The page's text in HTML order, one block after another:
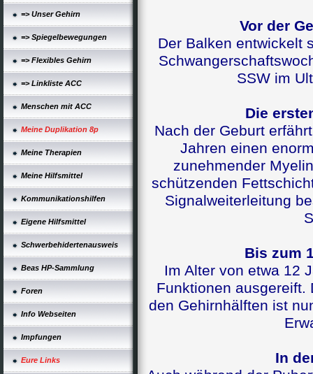
=> Unser Gehirn
=> Spiegelbewegungen
=> Flexibles Gehirn
=> Linkliste ACC
Menschen mit ACC
Meine Duplikation 8p
Meine Therapien
Meine Hilfsmittel
Kommunikationshilfen
Eigene Hilfsmittel
Schwerbehidertenausweis
Beas HP-Sammlung
Foren
Info Webseiten
Impfungen
Eure Links
Vor der
Der Balken entwickelt
SSW im
Die
Nach der Geburt
Jahren einen
zunehmender
schützenden
Signalweiterleitung
Bis zum
Im Alter von etwa 12
Funktionen ausgereift.
den Gehirnhälften ist
In